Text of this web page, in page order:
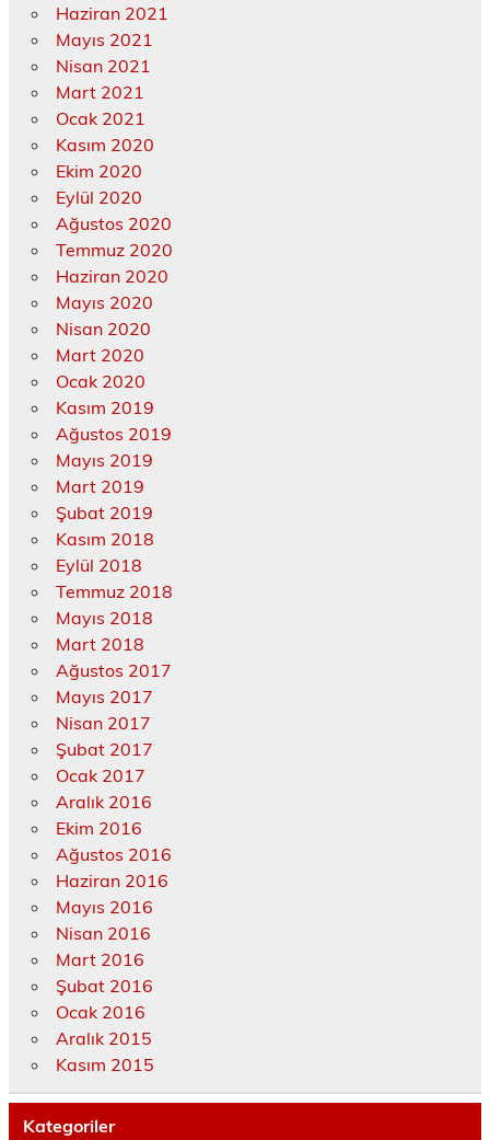
Haziran 2021
Mayıs 2021
Nisan 2021
Mart 2021
Ocak 2021
Kasım 2020
Ekim 2020
Eylül 2020
Ağustos 2020
Temmuz 2020
Haziran 2020
Mayıs 2020
Nisan 2020
Mart 2020
Ocak 2020
Kasım 2019
Ağustos 2019
Mayıs 2019
Mart 2019
Şubat 2019
Kasım 2018
Eylül 2018
Temmuz 2018
Mayıs 2018
Mart 2018
Ağustos 2017
Mayıs 2017
Nisan 2017
Şubat 2017
Ocak 2017
Aralık 2016
Ekim 2016
Ağustos 2016
Haziran 2016
Mayıs 2016
Nisan 2016
Mart 2016
Şubat 2016
Ocak 2016
Aralık 2015
Kasım 2015
Kategoriler